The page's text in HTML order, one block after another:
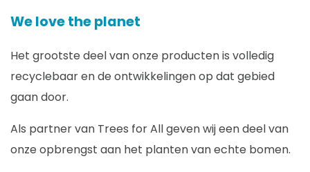
We love the planet
Het grootste deel van onze producten is volledig
recyclebaar en de ontwikkelingen op dat gebied
gaan door.
Als partner van Trees for All geven wij een deel van
onze opbrengst aan het planten van echte bomen.